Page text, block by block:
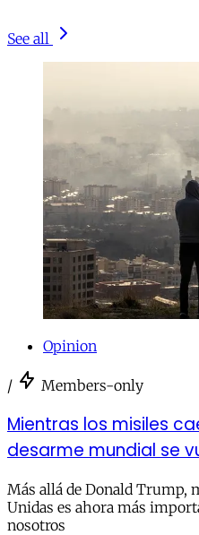
See all
Opinion
/ Members-only
Mientras los misiles
desarme mundial se
Más allá de Donald Trump,
Unidas es ahora más
nosotros